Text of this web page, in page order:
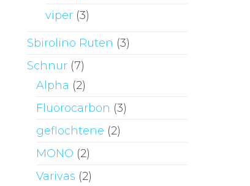
viper (3)
Sbirolino Ruten (3)
Schnur (7)
Alpha (2)
Fluorocarbon (3)
geflochtene (2)
MONO (2)
Varivas (2)